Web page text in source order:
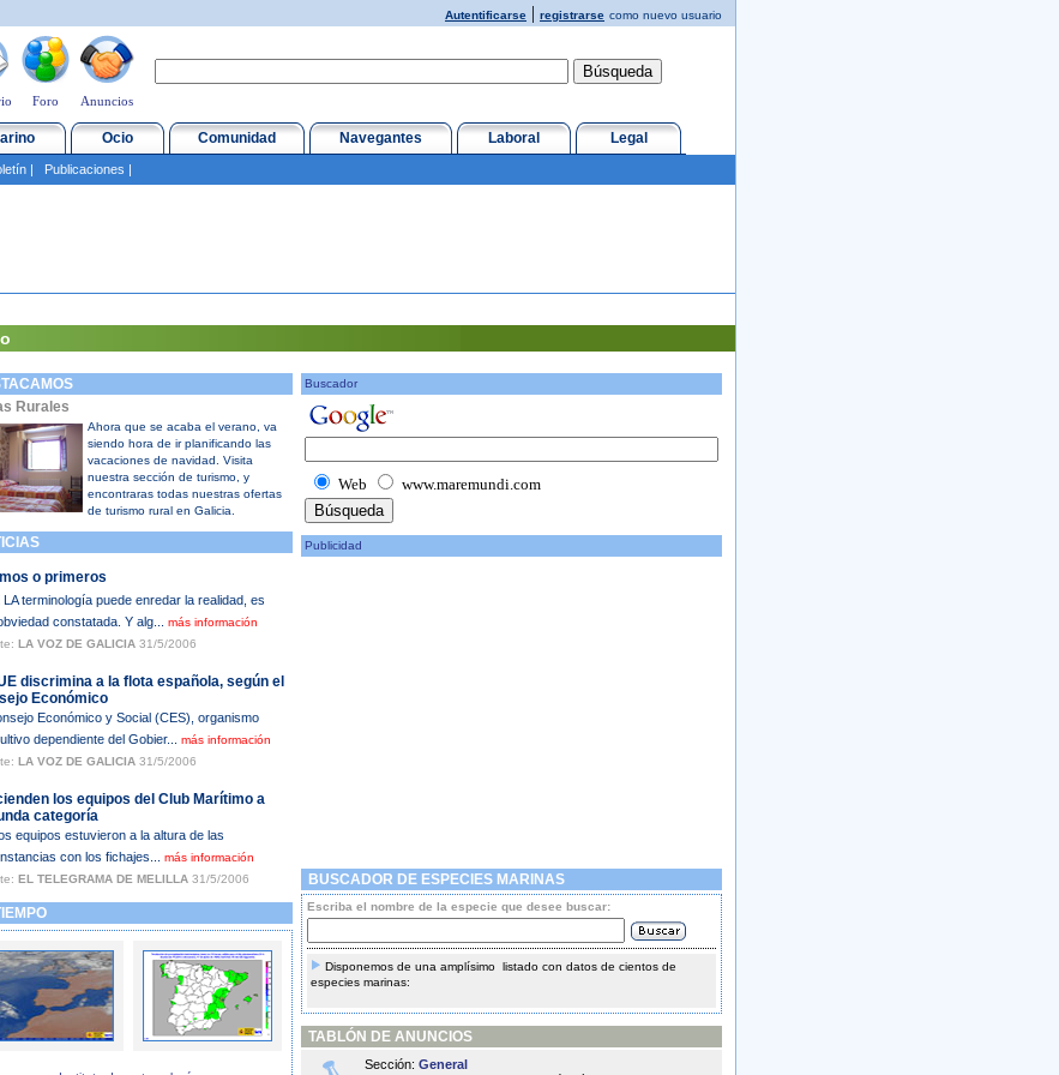
Autentificarse | registrarse como nuevo usuario
Foro Anuncios
Ocio Comunidad Navegantes Laboral Legal
| Publicaciones |
Rurales
Ahora que se acaba el verano, va
siendo hora de ir planificando las
vacaciones de navidad. Visita
nuestra sección de turismo, y
encontraras todas nuestras ofertas
de turismo rural en Galicia.
o primeros
LA terminología puede enredar la realidad, es
constatada. Y alg... más información
LA VOZ DE GALICIA31/5/2006
discrimina a la flota española, según el
Económico
Económico y Social (CES), organismo
dependiente del Gobier... más información
LA VOZ DE GALICIA31/5/2006
los equipos del Club Marítimo a
categoría
equipos estuvieron a la altura de las
con los fichajes... más información
EL TELEGRAMA DE MELILLA31/5/2006
Buscador
Web www.maremundi.com
Publicidad
BUSCADOR DE ESPECIES MARINAS
Escriba el nombre de la especie que desee buscar:
Disponemos de una amplísimo listado con datos de cientos de
especies marinas:
TABLÓN DE ANUNCIOS
Sección: General